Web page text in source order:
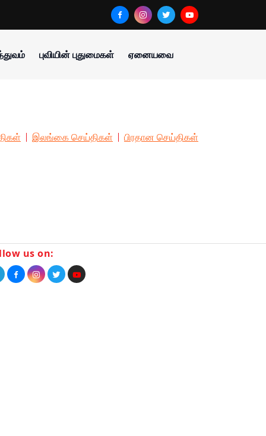
புவியின் புதுமைகள் ஏனையவை
இலங்கை செய்திகள் பிரதான செய்திகள்
us on: